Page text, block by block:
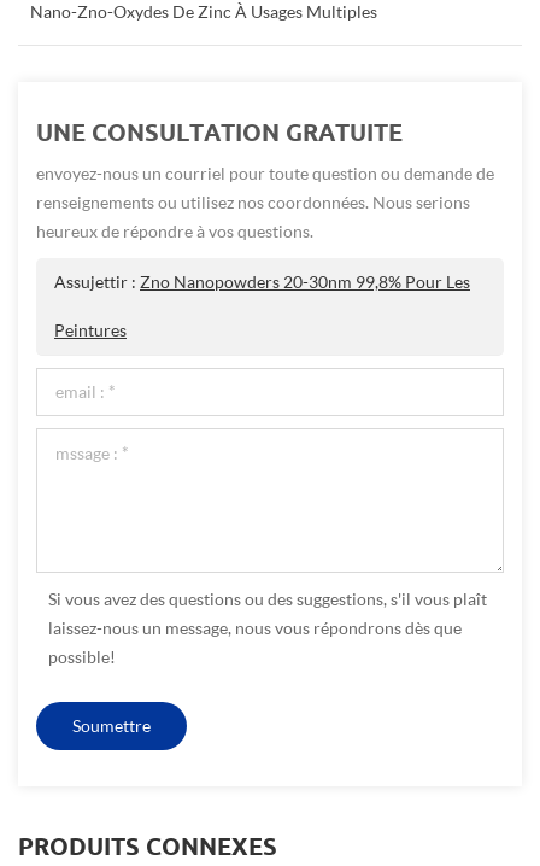
Nano-Zno-Oxydes De Zinc À Usages Multiples
UNE CONSULTATION GRATUITE
envoyez-nous un courriel pour toute question ou demande de
renseignements ou utilisez nos coordonnées. Nous serions
heureux de répondre à vos questions.
Assujettir : Zno Nanopowders 20-30nm 99,8% Pour Les
Peintures
Si vous avez des questions ou des suggestions, s'il vous plaît
laissez-nous un message, nous vous répondrons dès que
possible!
PRODUITS CONNEXES